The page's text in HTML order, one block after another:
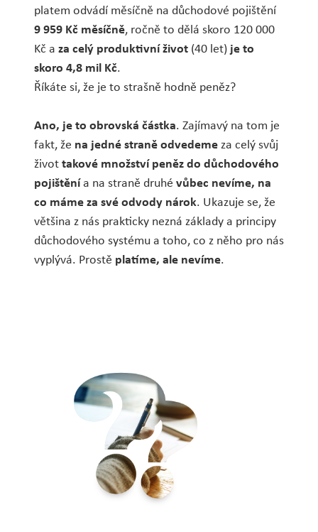
platem odvádí měsíčně na důchodové pojištění
9 959 Kč měsíčně, ročně to dělá skoro 120 000
Kč a za celý produktivní život (40 let) je to
skoro 4,8 mil Kč.
Říkáte si, že je to strašně hodně peněz?
Ano, je to obrovská částka. Zajímavý na tom je
fakt, že na jedné straně odvedemeza celý svůj
živottakové množství peněz do důchodového
pojištěnía na straně druhé vůbec nevíme, na
co máme za své odvody nárok. Ukazuje se, že
většina z nás prakticky nezná základy a principy
důchodového systému a toho, co z něho pro nás
vyplývá. Prostě platíme, ale nevíme.